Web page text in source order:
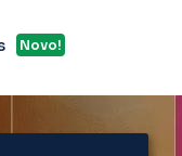
Novo!